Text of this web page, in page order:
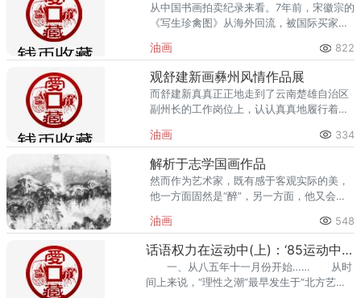
从中国书画拍卖纪录来看。7年前，宋徽宗的
《写生珍禽图》从海外回流，被国际买家尤
画拍卖成交的世界纪录。
油画 822
观舒建新画彝州风情作品展
而舒建新真真正正地走到了云南楚雄自治区
副州长的工作岗位上，认认真真地履行着自
族山民将自产的物品换回日常生活所需。
油画 334
解析于志学国画作品
然而作为艺术家，既有感于客观实际的美，
他一方面固然是“醉”，另一方面，他又会感
试、多年努力，终于有所成效。
油画 548
话语权力在运动中(上)：‘85运动中”的理性主义绘画”
一、从八五年十一月份开始…… 从时
间上来说，“理性之潮”最早发生于“北方艺术